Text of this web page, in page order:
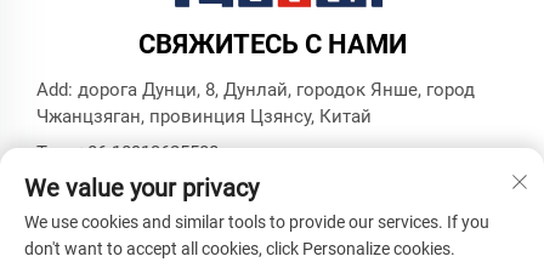
СВЯЖИТЕСЬ С НАМИ
Add: дорога Дунци, 8, Дунлай, городок Янше, город
Чжанцзяган, провинция Цзянсу, Китай
Тел.:+86 18913625580
Эл. почта: [email protected]
We value your privacy
We use cookies and similar tools to provide our services. If you
don't want to accept all cookies, click Personalize cookies.